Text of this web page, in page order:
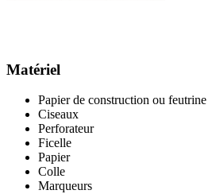
Matériel
Papier de construction ou feutrine
Ciseaux
Perforateur
Ficelle
Papier
Colle
Marqueurs